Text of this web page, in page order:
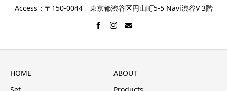
Access：〒150-0044 東京都渋谷区円山町5-5 Navi渋谷V 3階
HOME
ABOUT